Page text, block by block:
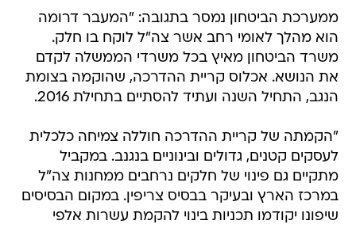
ממערכת הביטחון נמסר בתגובה: "המעבר דרומה
הוא מהלך לאומי רחב אשר צה"ל לוקח בו חלק.
משרד הביטחון מאיץ בכל משרדי הממשלה לקדם
את הנושא. אכלוס קריית ההדרכה, שהוקמה בצומת
הנגב, התחיל השנה ועתיד להסתיים בתחילת 2016.
"הקמתה של קריית ההדרכה חוללה צמיחה כלכלית
לעסקים קטנים, גדולים ובינוניים בנגנב. במקביל
מתקיים גם פינוי של חלקים נרחבים ממחנות צה"ל
במרכז הארץ ובעיקר בבסיס צריפין. במקום הבסיסים
שיפונו יקודמו תכניות בינוי להקמת עשרות אלפי